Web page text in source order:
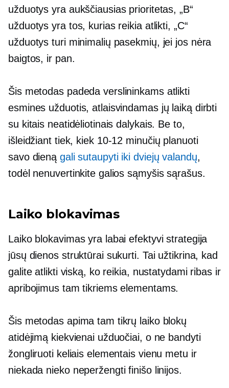
užduotys yra aukščiausias prioritetas, „B“
užduotys yra tos, kurias reikia atlikti, „C“
užduotys turi minimalių pasekmių, jei jos nėra
baigtos, ir pan.
Šis metodas padeda verslininkams atlikti
esmines užduotis, atlaisvindamas jų laiką dirbti
su kitais neatidėliotinais dalykais. Be to,
išleidžiant tiek, kiek 10-12 minučių planuoti
savo dieną gali sutaupyti iki dviejų valandų,
todėl nenuvertinkite galiossąmyšissąrašus.
Laiko blokavimas
Laiko blokavimas yra labai efektyvi strategija
jūsų dienos struktūrai sukurti. Tai užtikrina, kad
galite atlikti viską, ko reikia, nustatydami ribas ir
apribojimus tam tikriems elementams.
Šis metodas apima tam tikrų laiko blokų
atidėjimą kiekvienai užduočiai, o ne bandyti
žongliruoti keliais elementais vienu metu ir
niekada nieko neperžengti finišo linijos.